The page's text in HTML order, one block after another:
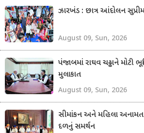
ઝારખંડ : છાત્ર આંદોલન
August 09, Sun, 2026
પંજાબમાં રાઘવ ચઢ્ઢાને મોટી
મુલાકાત
August 09, Sun, 2026
સીમાંકન અને મહિલા અનામત
દળનું સમર્થન